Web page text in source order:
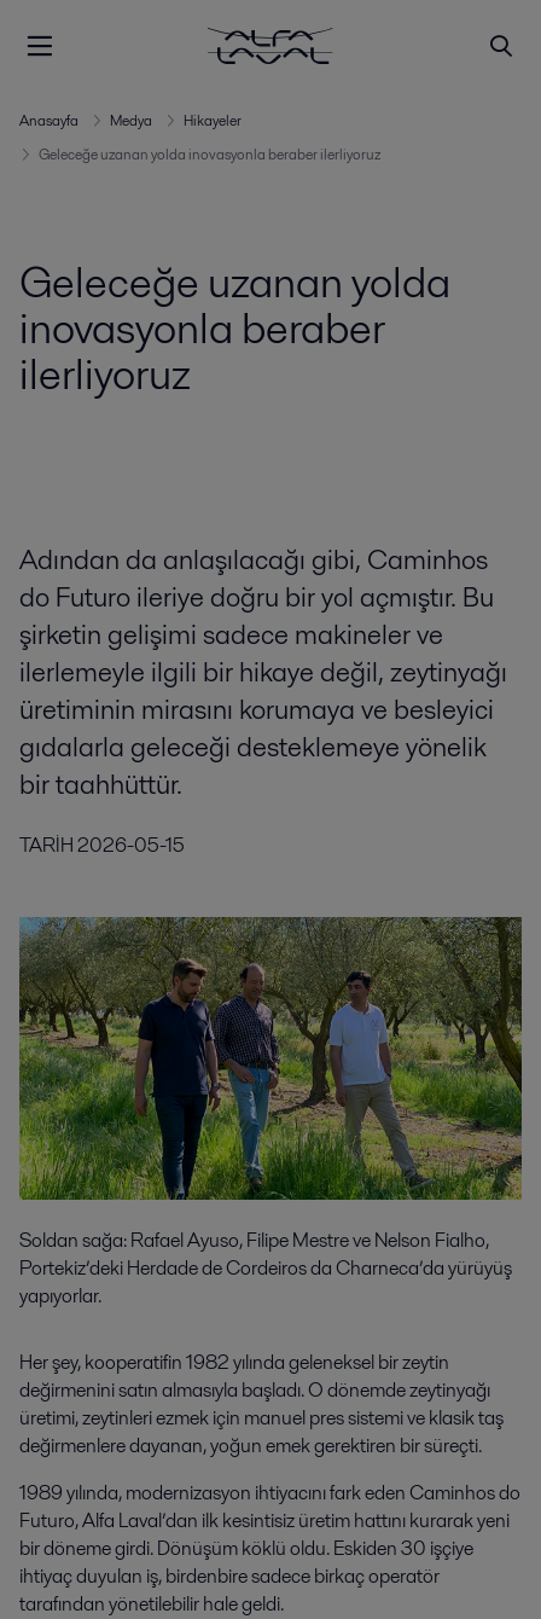
Anasayfa Medya
Hikayeler
Geleceğe uzanan yolda inovasyonla beraber ilerliyoruz
Geleceğe uzanan yolda
inovasyonla beraber
ilerliyoruz
Adından da anlaşılacağı gibi, Caminhos
do Futuro ileriye doğru bir yol açmıştır. Bu
şirketin gelişimi sadece makineler ve
ilerlemeyle ilgili bir hikaye değil, zeytinyağı
üretiminin mirasını korumaya ve besleyici
gıdalarla geleceği desteklemeye yönelik
bir taahhüttür.
TARİH2026-05-15
Soldan sağa: Rafael Ayuso, Filipe Mestre ve Nelson Fialho,
Portekiz’deki Herdade de Cordeiros da Charneca’da yürüyüş
yapıyorlar.
Her şey, kooperatifin 1982 yılında geleneksel bir zeytin
değirmenini satın almasıyla başladı. O dönemde zeytinyağı
üretimi, zeytinleri ezmek için manuel pres sistemi ve klasik taş
değirmenlere dayanan, yoğun emek gerektiren bir süreçti.
1989 yılında, modernizasyon ihtiyacını fark eden Caminhos do
Futuro, Alfa Laval’dan ilk kesintisiz üretim hattını kurarak yeni
bir döneme girdi. Dönüşüm köklü oldu. Eskiden 30 işçiye
ihtiyaç duyulan iş, birdenbire sadece birkaç operatör
tarafından yönetilebilir hale geldi.